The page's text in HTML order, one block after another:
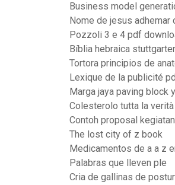
Business model
Nome de jesus adhemar
Pozzoli 3 e 4 pdf
Bíblia hebraica
Tortora principios de
Lexique de la publicité
Marga jaya paving block
Colesterolo tutta la
Contoh proposal
The lost city of z book
Medicamentos de a a z
Palabras que lleven ple
Cria de gallinas de